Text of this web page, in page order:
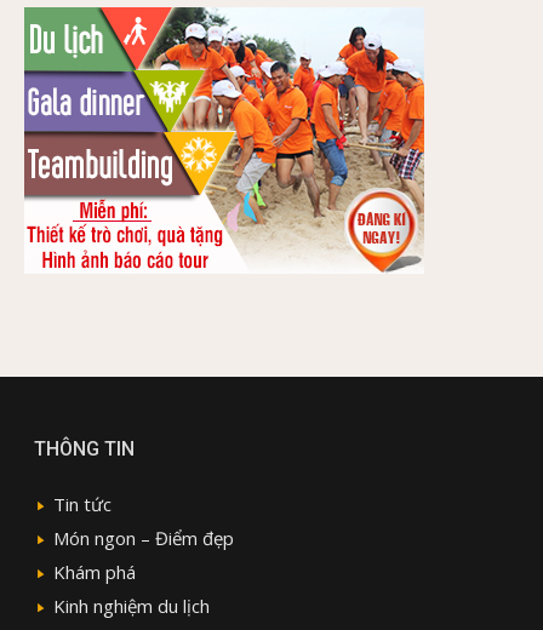
THÔNG TIN
Tin tức
Món ngon – Điểm đẹp
Khám phá
Kinh nghiệm du lịch